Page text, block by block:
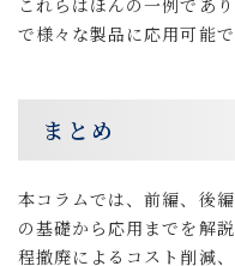
これらはほんの一例であ
で様々な製品に応用可能で
まとめ
本コラムでは、前編、後
の基礎から応用までを解
程撤廃によるコスト削減